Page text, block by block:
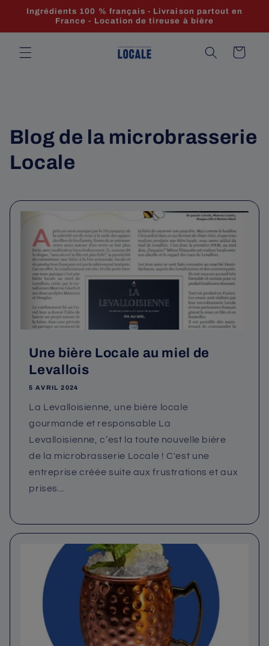
passer
Ingrédients 100 % français - Livraison partout en
France - Location de tireuse à bière
Panier
Blog de la microbrasserie
Locale
Une bière Locale au miel de
Levallois
5 AVRIL 2024
La Levalloisienne, une bière locale
gourmande et responsable La
Levalloisienne, c’est la toute nouvelle bière
de la microbrasserie Locale ! C'est une
entreprise créée suite aux frustrations et aux
prises...